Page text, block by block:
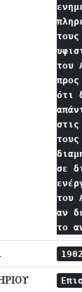
του
ότι
σε
του
αν
το